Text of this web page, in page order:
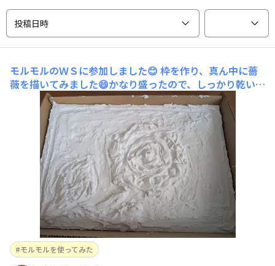
投稿日時
モルモルのＷＳに参加しました😊 枠を作り、真ん中に薔
薇を描いてみました😄かなり盛ったので、しっかり乾いて
から絵の具で着色したいと思います✨
モルモルを使ってみた